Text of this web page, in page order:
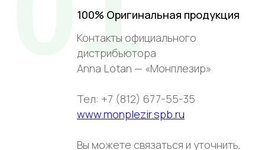
100% Оригинальная продукция
Контакты официального
дистрибьютора
Anna Lotan — «Монплезир»
Тел: +7 (812) 677-55-35
www.monplezir.spb.ru
Вы можете связаться и уточнить,